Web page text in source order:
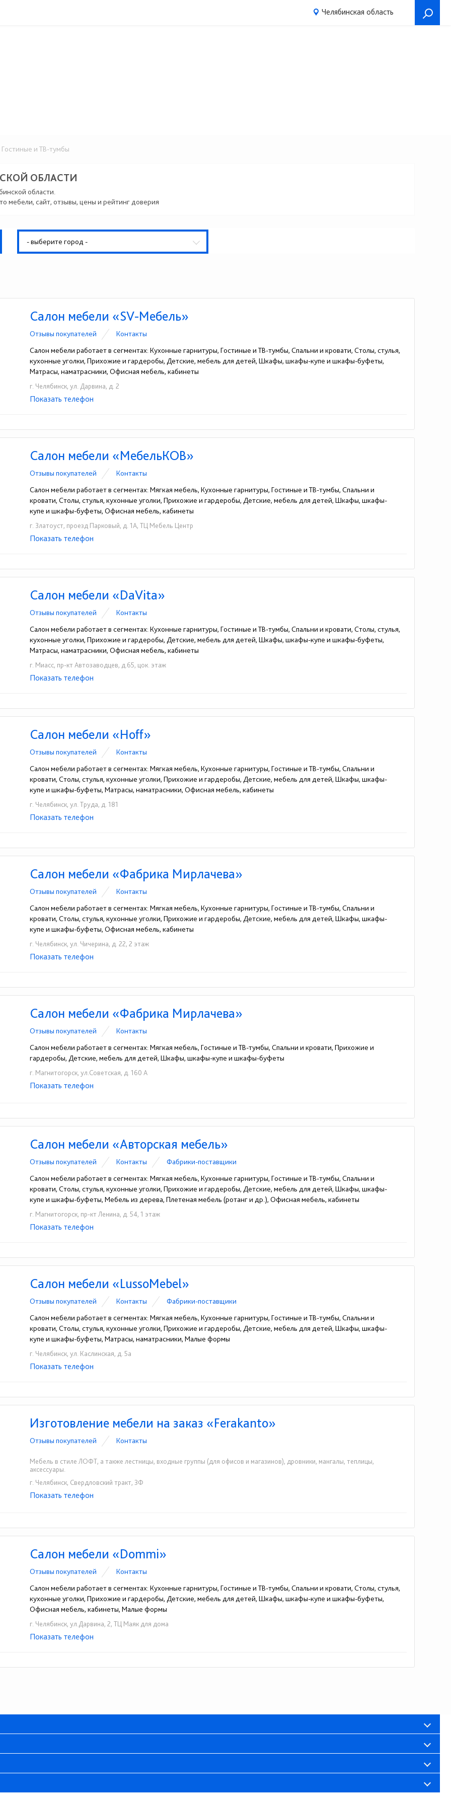
Челябинская область
и ТВ-тумбы
ОБЛАСТИ
области.
мебели, сайт, отзывы, цены и рейтинг доверия
- выберите город -
Салон мебели «SV-Мебель»
Отзывы покупателей
Контакты
Салон мебели работает в сегментах: Кухонные гарнитуры, Гостиные и ТВ-тумбы, Спальни и кровати, Столы, стулья,
кухонные уголки, Прихожие и гардеробы, Детские, мебель для детей, Шкафы, шкафы-купе и шкафы-буфеты,
Матрасы, наматрасники, Офисная мебель, кабинеты
г. Челябинск, ул. Дарвина, д. 2
☎+7 (908) 040-13-90
Показать телефон
Салон мебели «МебельКОВ»
Отзывы покупателей
Контакты
Салон мебели работает в сегментах: Мягкая мебель, Кухонные гарнитуры, Гостиные и ТВ-тумбы, Спальни и
кровати, Столы, стулья, кухонные уголки, Прихожие и гардеробы, Детские, мебель для детей, Шкафы, шкафы-
купе и шкафы-буфеты, Офисная мебель, кабинеты
г. Златоуст, проезд Парковый, д. 1А, ТЦ Мебель Центр
☎+7(963)088-49-88
Показать телефон
Салон мебели «DaVita»
Отзывы покупателей
Контакты
Салон мебели работает в сегментах: Кухонные гарнитуры, Гостиные и ТВ-тумбы, Спальни и кровати, Столы, стулья,
кухонные уголки, Прихожие и гардеробы, Детские, мебель для детей, Шкафы, шкафы-купе и шкафы-буфеты,
Матрасы, наматрасники, Офисная мебель, кабинеты
г. Миасс, пр-кт Автозаводцев, д.65, цок. этаж
☎+7 (900) 028-10-28
Показать телефон
Салон мебели «Hoff»
Отзывы покупателей
Контакты
Салон мебели работает в сегментах: Мягкая мебель, Кухонные гарнитуры, Гостиные и ТВ-тумбы, Спальни и
кровати, Столы, стулья, кухонные уголки, Прихожие и гардеробы, Детские, мебель для детей, Шкафы, шкафы-
купе и шкафы-буфеты, Матрасы, наматрасники, Офисная мебель, кабинеты
г. Челябинск, ул. Труда, д. 181
☎+ 7 (351) 200-27-34
Показать телефон
Салон мебели «Фабрика Мирлачева»
Отзывы покупателей
Контакты
Салон мебели работает в сегментах: Мягкая мебель, Кухонные гарнитуры, Гостиные и ТВ-тумбы, Спальни и
кровати, Столы, стулья, кухонные уголки, Прихожие и гардеробы, Детские, мебель для детей, Шкафы, шкафы-
купе и шкафы-буфеты, Офисная мебель, кабинеты
г. Челябинск, ул. Чичерина, д. 22, 2 этаж
☎+7 (963) 473-94-41
Показать телефон
Салон мебели «Фабрика Мирлачева»
Отзывы покупателей
Контакты
Салон мебели работает в сегментах: Мягкая мебель, Гостиные и ТВ-тумбы, Спальни и кровати, Прихожие и
гардеробы, Детские, мебель для детей, Шкафы, шкафы-купе и шкафы-буфеты
г. Магнитогорск, ул.Советская, д. 160 А
☎+7 (904) 804-73-77
Показать телефон
Салон мебели «Авторская мебель»
Отзывы покупателей Контакты
Фабрики-поставщики
Салон мебели работает в сегментах: Мягкая мебель, Кухонные гарнитуры, Гостиные и ТВ-тумбы, Спальни и
кровати, Столы, стулья, кухонные уголки, Прихожие и гардеробы, Детские, мебель для детей, Шкафы, шкафы-
купе и шкафы-буфеты, Мебель из дерева, Плетеная мебель (ротанг и др.), Офисная мебель, кабинеты
г. Магнитогорск, пр-кт Ленина, д. 54, 1 этаж
☎+7 (351) 945-17-05
Показать телефон
Салон мебели «LussoMebel»
Отзывы покупателей Контакты
Фабрики-поставщики
Салон мебели работает в сегментах: Мягкая мебель, Кухонные гарнитуры, Гостиные и ТВ-тумбы, Спальни и
кровати, Столы, стулья, кухонные уголки, Прихожие и гардеробы, Детские, мебель для детей, Шкафы, шкафы-
купе и шкафы-буфеты, Матрасы, наматрасники, Малые формы
г. Челябинск, ул. Каслинская, д. 5а
☎+7 (912) 777-66-67
Показать телефон
Изготовление мебели на заказ «Ferakanto»
Отзывы покупателей Контакты
Мебель в стиле ЛОФТ, а также лестницы, входные группы (для офисов и магазинов), дровники, мангалы, теплицы,
аксессуары.
г. Челябинск, Свердловский тракт, 3Ф
☎+7 (904) 818-76-56
Показать телефон
Салон мебели «Dommi»
Отзывы покупателей
Контакты
Салон мебели работает в сегментах: Кухонные гарнитуры, Гостиные и ТВ-тумбы, Спальни и кровати, Столы, стулья,
кухонные уголки, Прихожие и гардеробы, Детские, мебель для детей, Шкафы, шкафы-купе и шкафы-буфеты,
Офисная мебель, кабинеты, Малые формы
г. Челябинск, ул.Дарвина, 2, ТЦ Маяк для дома
☎+7 (919) 123-56-40
Показать телефон